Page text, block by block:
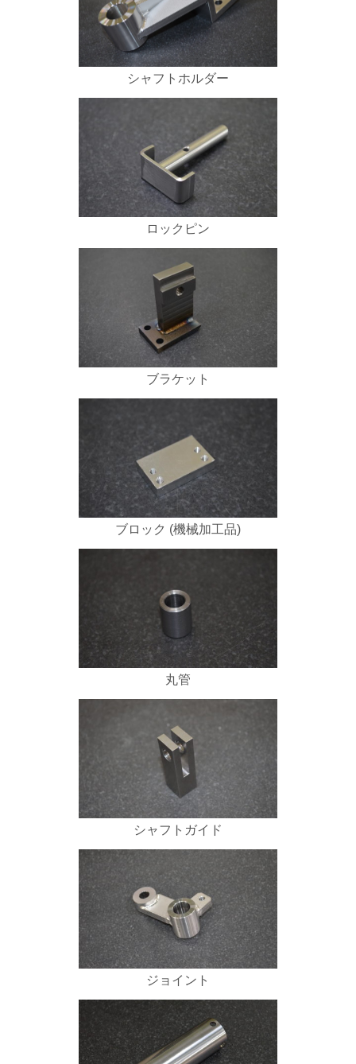
シャフトホルダー
ロックピン
ブラケット
ブロック (機械加工品)
丸管
シャフトガイド
ジョイント